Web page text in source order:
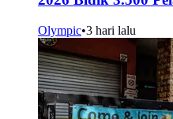
Olympic•3 hari lalu